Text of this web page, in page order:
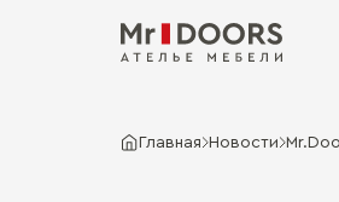
Главная Новости